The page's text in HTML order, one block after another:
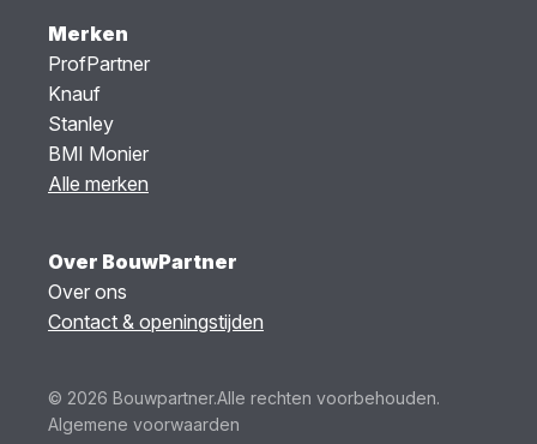
Merken
ProfPartner
Knauf
Stanley
BMI Monier
Alle merken
Over BouwPartner
Over ons
Contact & openingstijden
© 2026 Bouwpartner.Alle rechten voorbehouden.
Algemene voorwaarden